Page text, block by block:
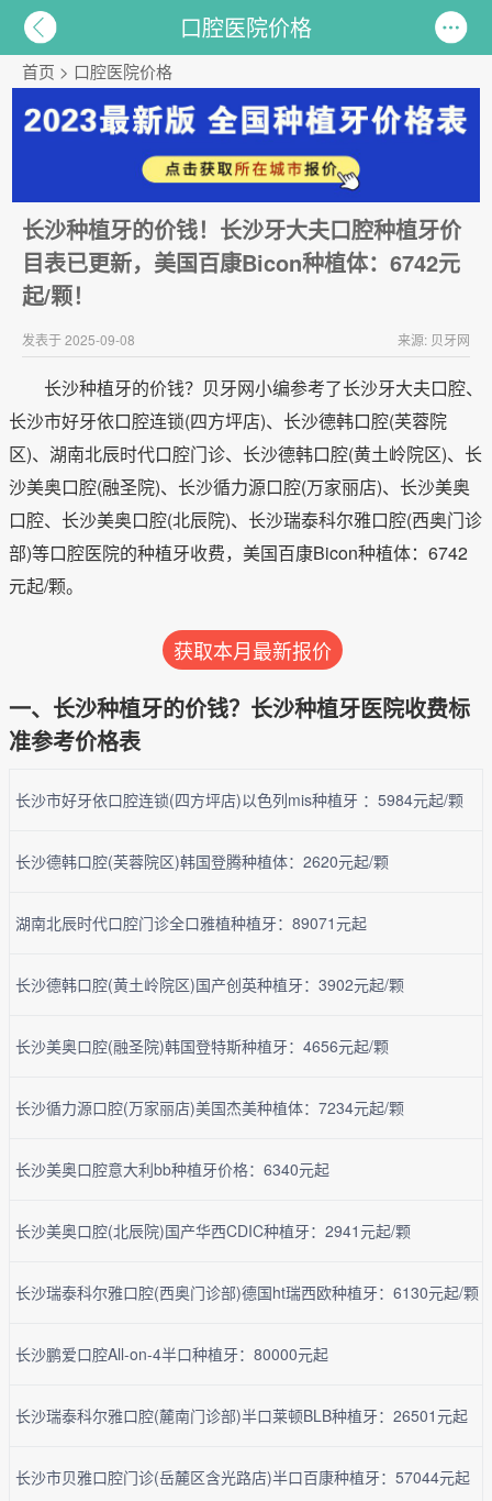
口腔医院价格
首页 > 口腔医院价格
长沙种植牙的价钱！长沙牙大夫口腔种植牙价
目表已更新，美国百康Bicon种植体：6742元
起/颗！
发表于 2025-09-08 来源: 贝牙网
长沙种植牙的价钱？贝牙网小编参考了长沙牙大夫口腔、
长沙市好牙依口腔连锁(四方坪店)、长沙德韩口腔(芙蓉院
区)、湖南北辰时代口腔门诊、长沙德韩口腔(黄土岭院区)、长
沙美奥口腔(融圣院)、长沙循力源口腔(万家丽店)、长沙美奥
口腔、长沙美奥口腔(北辰院)、长沙瑞泰科尔雅口腔(西奥门诊
部)等口腔医院的种植牙收费，美国百康Bicon种植体：6742
元起/颗。
获取本月最新报价
一、长沙种植牙的价钱？长沙种植牙医院收费标
准参考价格表
长沙市好牙依口腔连锁(四方坪店)以色列mis种植牙 ：5984元起/颗
长沙德韩口腔(芙蓉院区)韩国登腾种植体：2620元起/颗
湖南北辰时代口腔门诊全口雅植种植牙：89071元起
长沙德韩口腔(黄土岭院区)国产创英种植牙：3902元起/颗
长沙美奥口腔(融圣院)韩国登特斯种植牙：4656元起/颗
长沙循力源口腔(万家丽店)美国杰美种植体：7234元起/颗
长沙美奥口腔意大利bb种植牙价格：6340元起
长沙美奥口腔(北辰院)国产华西CDIC种植牙：2941元起/颗
长沙瑞泰科尔雅口腔(西奥门诊部)德国ht瑞西欧种植牙：6130元起/颗
长沙鹏爱口腔All-on-4半口种植牙：80000元起
长沙瑞泰科尔雅口腔(麓南门诊部)半口莱顿BLB种植牙：26501元起
长沙市贝雅口腔门诊(岳麓区含光路店)半口百康种植牙：57044元起